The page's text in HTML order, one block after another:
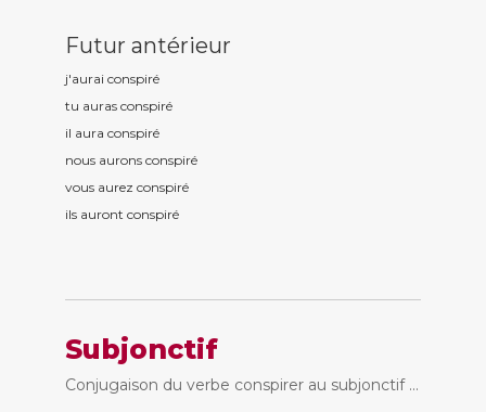
Futur antérieur
j'aurai conspiré
tu auras conspiré
il aura conspiré
nous aurons conspiré
vous aurez conspiré
ils auront conspiré
Subjonctif
Conjugaison du verbe conspirer au subjonctif ...